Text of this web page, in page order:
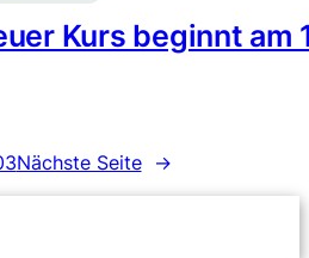
Kurs beginnt am
Nächste Seite →